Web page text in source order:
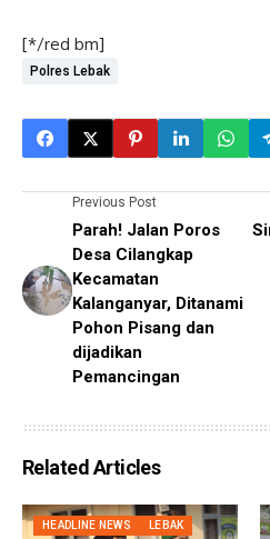
[*/red bm]
Polres Lebak
Previous Post
Parah! Jalan Poros
Desa Cilangkap
Kecamatan
Kalanganyar, Ditanami
Pohon Pisang dan
dijadikan
Pemancingan
Related Articles
HEADLINE NEWS LEBAK